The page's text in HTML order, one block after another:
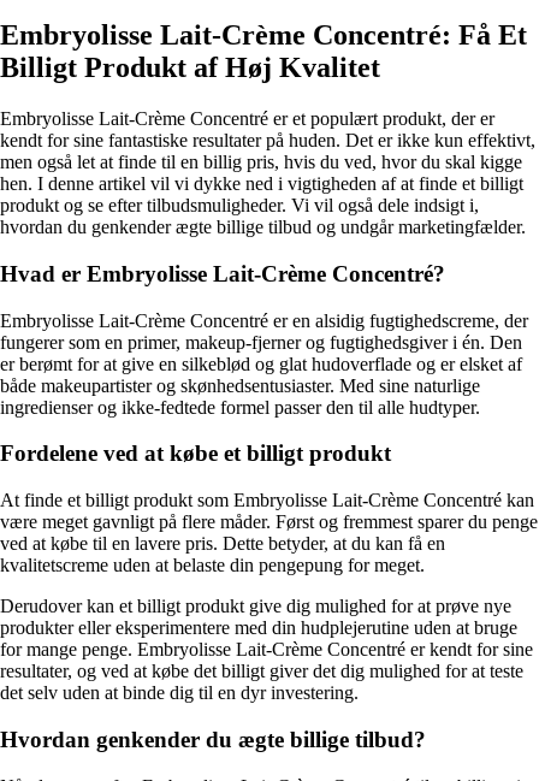
Embryolisse Lait-Crème Concentré: Få Et
Billigt Produkt af Høj Kvalitet
Embryolisse Lait-Crème Concentré er et populært produkt, der er
kendt for sine fantastiske resultater på huden. Det er ikke kun effektivt,
men også let at finde til en billig pris, hvis du ved, hvor du skal kigge
hen. I denne artikel vil vi dykke ned i vigtigheden af at finde et billigt
produkt og se efter tilbudsmuligheder. Vi vil også dele indsigt i,
hvordan du genkender ægte billige tilbud og undgår marketingfælder.
Hvad er Embryolisse Lait-Crème Concentré?
Embryolisse Lait-Crème Concentré er en alsidig fugtighedscreme, der
fungerer som en primer, makeup-fjerner og fugtighedsgiver i én. Den
er berømt for at give en silkeblød og glat hudoverflade og er elsket af
både makeupartister og skønhedsentusiaster. Med sine naturlige
ingredienser og ikke-fedtede formel passer den til alle hudtyper.
Fordelene ved at købe et billigt produkt
At finde et billigt produkt som Embryolisse Lait-Crème Concentré kan
være meget gavnligt på flere måder. Først og fremmest sparer du penge
ved at købe til en lavere pris. Dette betyder, at du kan få en
kvalitetscreme uden at belaste din pengepung for meget.
Derudover kan et billigt produkt give dig mulighed for at prøve nye
produkter eller eksperimentere med din hudplejerutine uden at bruge
for mange penge. Embryolisse Lait-Crème Concentré er kendt for sine
resultater, og ved at købe det billigt giver det dig mulighed for at teste
det selv uden at binde dig til en dyr investering.
Hvordan genkender du ægte billige tilbud?